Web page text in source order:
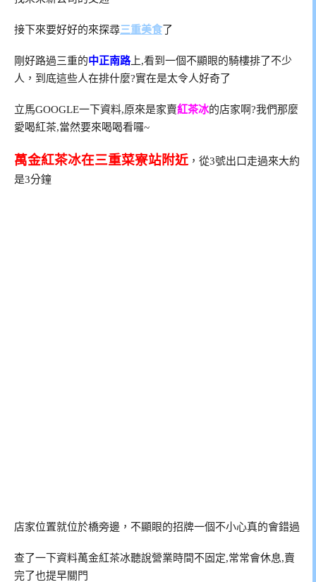
接下來要好好的來探尋三重美食了
剛好路過三重的中正南路上,看到一個不顯眼的騎樓排了不少
人，到底這些人在排什麼?實在是太令人好奇了
立馬GOOGLE一下資料,原來是家賣紅茶冰的店家啊?我們那麼
愛喝紅茶,當然要來喝喝看囉~
萬金紅茶冰在三重菜寮站附近，從3號出口走過來大約
是3分鐘
店家位置就位於橋旁邊，不顯眼的招牌一個不小心真的會錯過
查了一下資料萬金紅茶冰聽說營業時間不固定,常常會休息,賣
完了也提早關門